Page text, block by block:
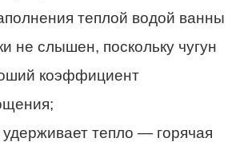
теплой водой ванны
не слышен, поскольку чугун
коэффициент
удерживает тепло — горячая